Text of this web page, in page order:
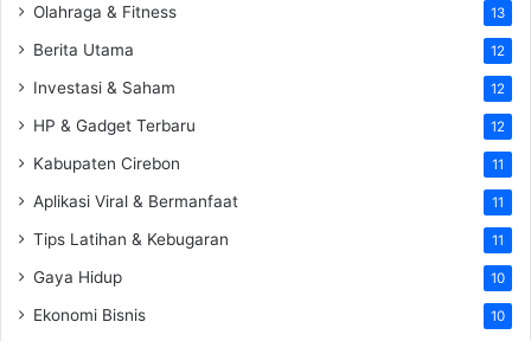
Olahraga & Fitness 13
Berita Utama 12
Investasi & Saham 12
HP & Gadget Terbaru 12
Kabupaten Cirebon 11
Aplikasi Viral & Bermanfaat 11
Tips Latihan & Kebugaran 11
Gaya Hidup 10
Ekonomi Bisnis 10